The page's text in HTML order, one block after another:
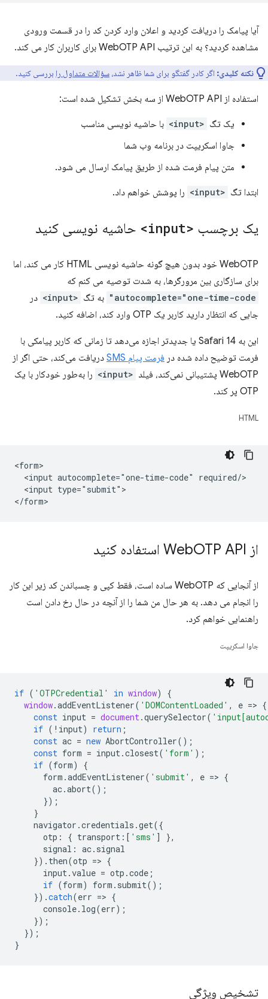
آیا پیامک را دریافت کردید و اعلان وارد کردن کد را در قسمت ورودی
مشاهده کردید؟ به این ترتیب WebOTP API برای کاربران کار می کند.
نکته کلیدی: اگر کادر گفتگو برای شما ظاهر نشد، سؤالات متداول را بررسی کنید.
استفاده از WebOTP API از سه بخش تشکیل شده است:
یک تگ <input>
با حاشیه نویسی مناسب
جاوا اسکریپت در برنامه وب شما
متن پیام فرمت شده از طریق پیامک ارسال می شود.
ابتدا تگ <input> را پوشش خواهم داد.
یک برچسب <input> حاشیه نویسی کنید
WebOTP خود بدون هیچ گونه حاشیه نویسی HTML کار می کند، اما
برای سازگاری بین مرورگرها، به شدت توصیه می کنم که
autocomplete="one-time-code" به تگ <input>
در
جایی که انتظار دارید کاربر یک OTP وارد کند، اضافه کنید.
این به Safari 14 یا جدیدتر اجازه می‌دهد تا زمانی که کاربر پیامکی با
فرمت توضیح داده شده در فرمت پیام SMS
دریافت می‌کند، حتی اگر از
WebOTP پشتیبانی نمی‌کند، فیلد
<input>
را به‌طور خودکار با یک
OTP پر کند.
HTML
<form>
  <input autocomplete="one-time-code" required/>
  <input type="submit">
از Web OTP API استفاده کنید
از آنجایی که WebOTP ساده است، فقط کپی و چسباندن کد زیر این کار
را انجام می دهد. به هر حال من شما را از آنچه در حال رخ دادن است
راهنمایی خواهم کرد.
جاوا اسکریپت
if ( 'OTPCredential' in window)
{
window.addEventListener( 'DOMContentLoaded' , e => {
const input = document.querySelector(
if ( ! input) return ;
const ac = new AbortController();
const form = input.closest( 'form' );
if (form)
{
form .addEventListener( 'submit' , e => {
ac.abort();
});
}
navigator .credentials .get({
otp : { transport : [ 'sms' ]
},
signal : ac. signal
}). then(otp => {
input.value = otp .code ;
if (form) form . submit();
}).catch(err => {
console. log(err);
});
});
}
تشخیص ویژگی